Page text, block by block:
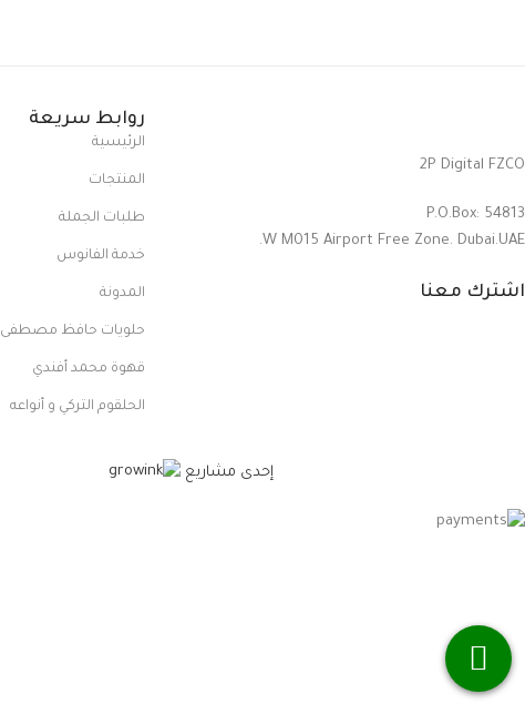
روابط سريعة
الرئيسية
المنتجات
طلبات الجملة
خدمة الفانوس
المدونة
حلويات حافظ مصطفى
قهوة محمد أفندي
الحلقوم التركي و أنواعه
2P Digital FZCO
P.O.Box: 54813
W M015 Airport Free Zone. Dubai.UAE.
اشترك معنا
إحدى مشاريع